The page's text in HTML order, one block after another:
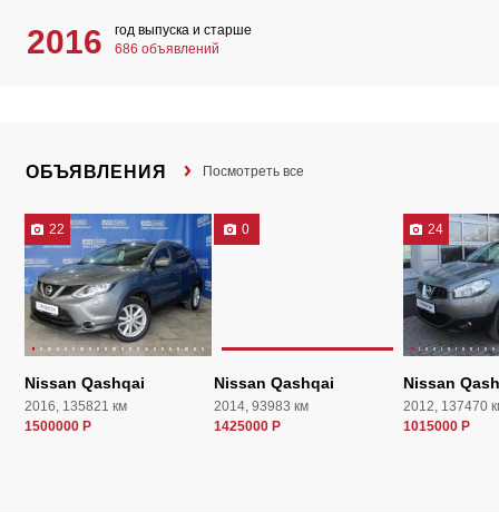
2016
год выпуска и старше
686 объявлений
ОБЪЯВЛЕНИЯ Посмотреть все
22
Nissan Qashqai
2016, 135821 км
1500000 Р
0
Nissan Qashqai
2014, 93983 км
1425000 Р
24
Nissan
2012, 137470
1015000 Р